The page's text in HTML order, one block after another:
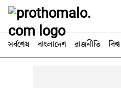
সর্বশেষ বাংলাদেশ রাজনীতি বিশ্ব